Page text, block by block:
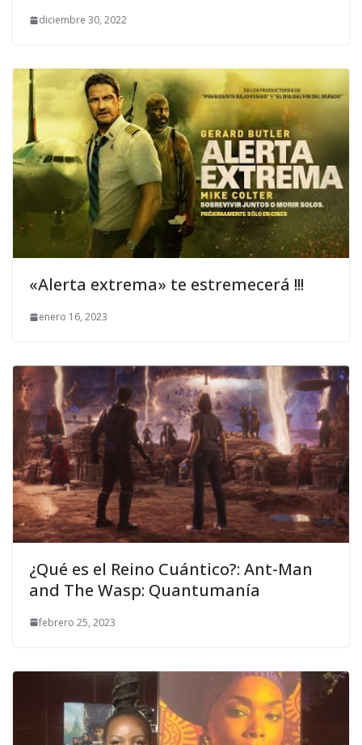
diciembre 30, 2022
«Alerta extrema» te estremecerá !!!
enero 16, 2023
¿Qué es el Reino Cuántico?: Ant-Man
and The Wasp: Quantumanía
febrero 25, 2023